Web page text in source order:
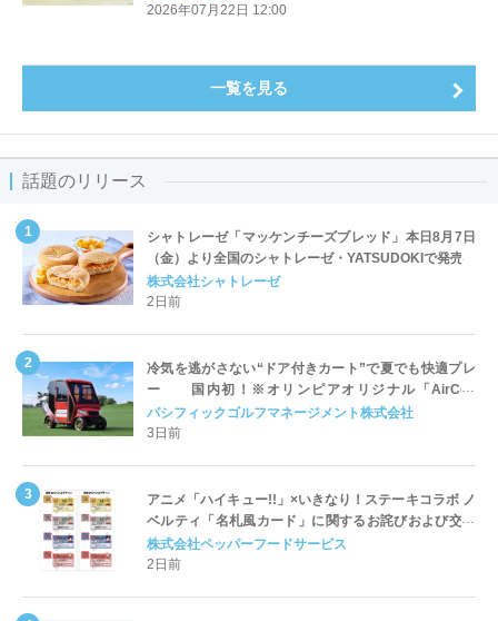
2026年07月22日 12:00
一覧を見る
話題のリリース
シャトレーゼ「マッケンチーズブレッド」本日8月7日
（金）より全国のシャトレーゼ・YATSUDOKIで発売
株式会社シャトレーゼ
2日前
冷気を逃がさない“ドア付きカート”で夏でも快適プレ
ー 国内初！※オリンピアオリジナル「AirCon
Cart（エアコンカート）」導入 | ＰＧＭ
パシフィックゴルフマネージメント株式会社
3日前
アニメ「ハイキュー!!」×いきなり！ステーキコラボ ノ
ベルティ「名札風カード」に関するお詫びおよび交換
対応についてのご案内
株式会社ペッパーフードサービス
2日前